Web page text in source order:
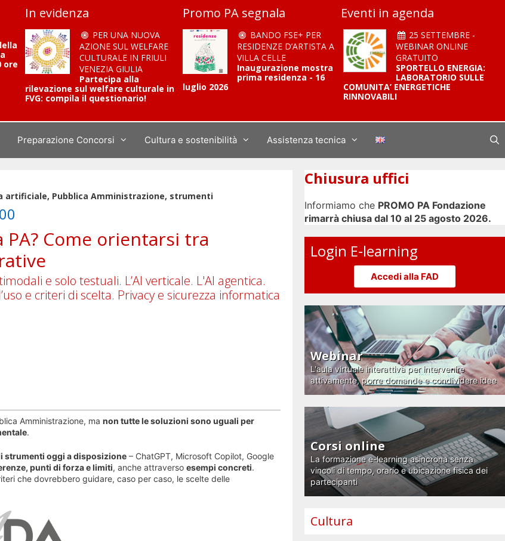
ore
In evidenza
PER UNA NUOVA
AZIONE SUL WELFARE
CULTURALE IN FRIULI
VENEZIA GIULIA
Partecipa alla
rilevazione sul welfare culturale in
FVG: compila il questionario!
Promo PA segnala
BANDO FSE+ PER
RESIDENZE D’ARTISTA A
VILLA CELLE
Inaugurazione mostra
prima residenza - 16
luglio 2026
Eventi in agenda
25 SETTEMBRE -
WEBINAR ONLINE
GRATUITO
SPORTELLO ENERGIA:
LABORATORIO SULLE
COMUNITA’ ENERGETICHE
RINNOVABILI
Preparazione Concorsi Cultura e sostenibilità Assistenza tecnica
artificiale, Pubblica Amministrazione, strumenti
Come orientarsi tra
e solo testuali. L’AI verticale. L'AI agentica.
e criteri di scelta. Privacy e sicurezza informatica
Amministrazione, ma non tutte le soluzioni sono uguali per
.
strumenti oggi a disposizione – ChatGPT, Microsoft Copilot, Google
punti di forza e limiti, anche attraverso esempi concreti.
che dovrebbero guidare, caso per caso, le scelte delle
Chiusura uffici
Informiamo che PROMO PA Fondazione
rimarrà chiusa dal 10 al 25 agosto 2026.
Login E-learning
Accedi alla FAD
Webinar
L'aula virtuale interattiva per intervenire
attivamente, porre domande e condividere idee
Corsi online
La formazione e-learning asincrona senza
vincoli di tempo, orario e ubicazione fisica dei
partecipanti
Cultura